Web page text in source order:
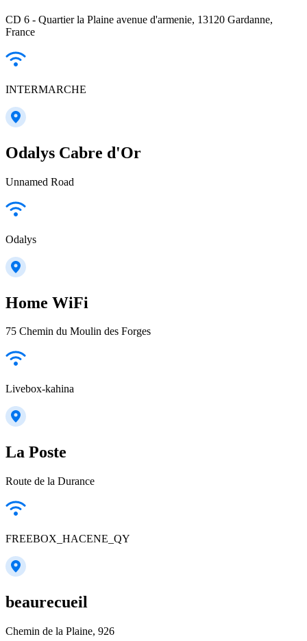
CD 6 - Quartier la Plaine avenue d'armenie, 13120 Gardanne,
France
INTERMARCHE
Odalys Cabre d'Or
Unnamed Road
Odalys
Home WiFi
75 Chemin du Moulin des Forges
Livebox-kahina
La Poste
Route de la Durance
FREEBOX_HACENE_QY
beaurecueil
Chemin de la Plaine, 926